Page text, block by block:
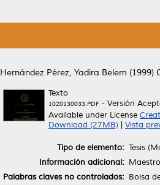
Hernández Pérez, Yadira Belem (1999)
Texto
1020130033.PDF - Versión
Available under License
Download (27MB)
Vista
Tipo de elemento: Tesis
Información adicional:
Palabras claves no controlados: Bolsa